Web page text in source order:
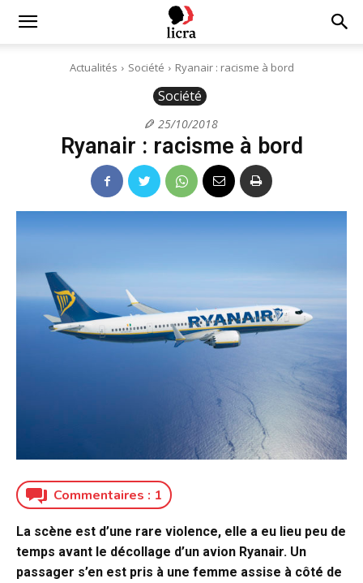
Licra
Actualités Société Ryanair : racisme à bord
Société
25/10/2018
Ryanair : racisme à bord
Commentaires : 1
La scène est d’une rare violence, elle a eu lieu peu de
temps avant le décollage d’un avion Ryanair. Un
passager s’en est pris à une femme assise à côté de